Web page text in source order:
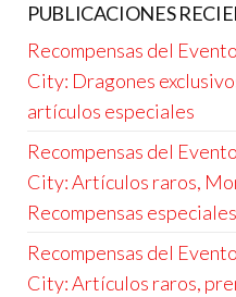
PUBLICACIONES
Recompensas del
City: Dragones
artículos especiales
Recompensas del
City: Artículos raros,
Recompensas especiales
Recompensas del
City: Artículos raros,